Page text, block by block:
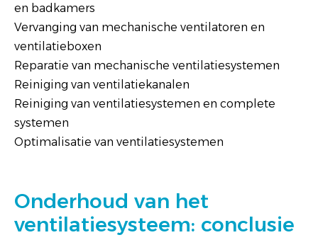
en badkamers
Vervanging van mechanische ventilatoren en
ventilatieboxen
Reparatie van mechanische ventilatiesystemen
Reiniging van ventilatiekanalen
Reiniging van ventilatiesystemen en complete
systemen
Optimalisatie van ventilatiesystemen
Onderhoud van het
ventilatiesysteem: conclusie